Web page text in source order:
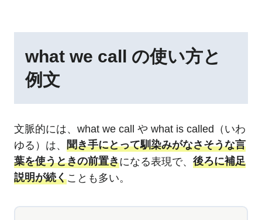
what we call の使い方と
例文
文脈的には、what we call や what is called（いわ
ゆる）は、 聞き手にとって馴染みがなさそうな言
葉を使うときの前置きになる表現で、 後ろに補足
説明が続くことも多い。